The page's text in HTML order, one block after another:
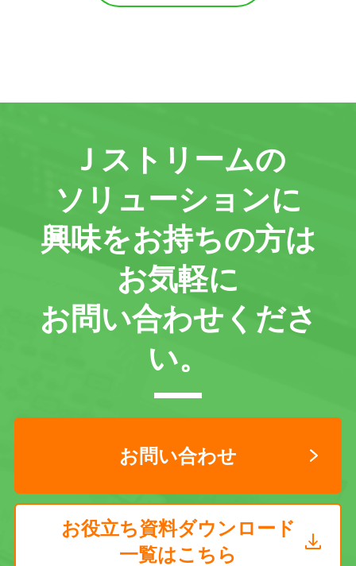
Ｊストリームの
ソリューションに
興味をお持ちの方は
お気軽に
お問い合わせくださ
い。
お問い合わせ
お役立ち資料ダウンロード
一覧はこちら